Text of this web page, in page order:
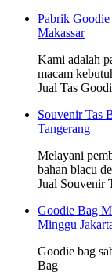
Pabrik
Makassar
Kami adalah
macam
Jual Tas
Souvenir Tas
Tangerang
Melayani
bahan blacu
Jual
Goodie Bag
Minggu
Goodie bag
Bag